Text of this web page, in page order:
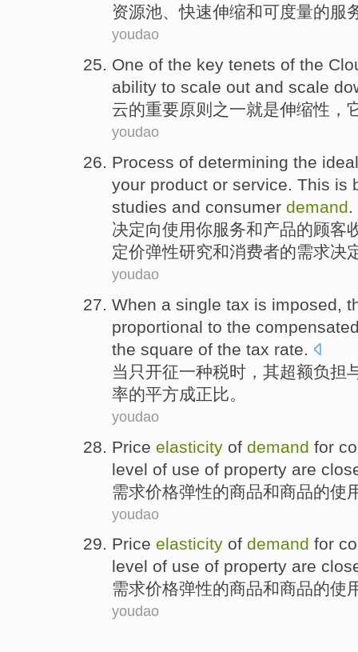
资源池、快速伸缩和可度量的服
youdao
One of the key tenets of the
ability to scale out and scale
云的重要原则之一就是伸缩性 ，
youdao
Process of determining the
your product or service. This is
studies and consumer demand.
决定向使用你服务和产品的顾客
定价弹性研究和消费者的需求决
youdao
When a single tax is imposed,
proportional to the
the square of the tax rate.
当 只开征一种税时， 其超额负担
率的平方成正比。
youdao
Price elasticity of demand for
level of use of property are
需求价格弹性的商品和商品的使
youdao
Price elasticity of demand for
level of use of property are
需求价格弹性的商品和商品的使
youdao